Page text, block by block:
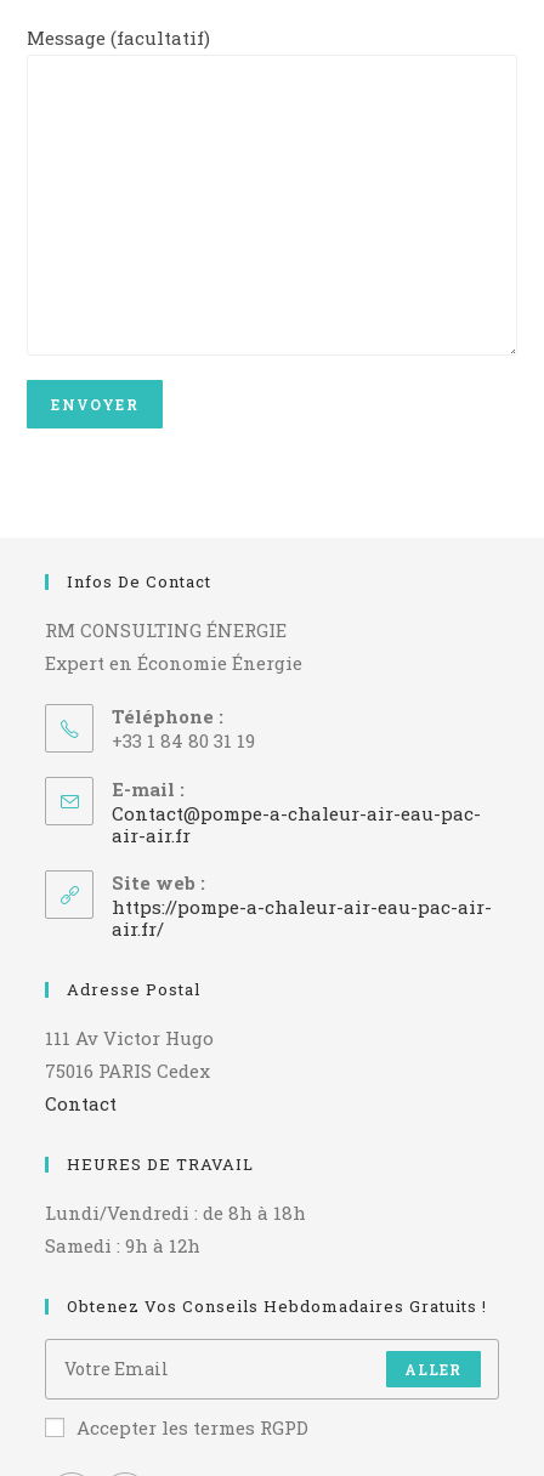
Message (facultatif)
Infos De Contact
RM CONSULTING ÉNERGIE
Expert en Économie Énergie
Téléphone :
+33 1 84 80 31 19
E-mail :
Contact@pompe-a-chaleur-air-eau-pac-
air-air.frS’ouvre
votre
application
Site web :
https://pompe-a-chaleur-air-eau-pac-air-
air.fr/
Adresse Postal
111 Av Victor Hugo
75016 PARIS Cedex
Contact
HEURES DE TRAVAIL
Lundi/Vendredi : de 8h à 18h
Samedi : 9h à 12h
Obtenez Vos Conseils Hebdomadaires Gratuits !
ALLER
Accepter les termes RGPD